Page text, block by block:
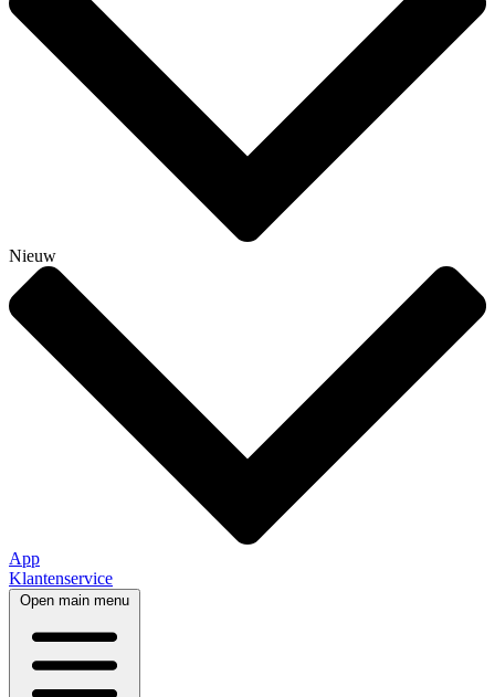
Nieuw
App
Klantenservice
Open main menu